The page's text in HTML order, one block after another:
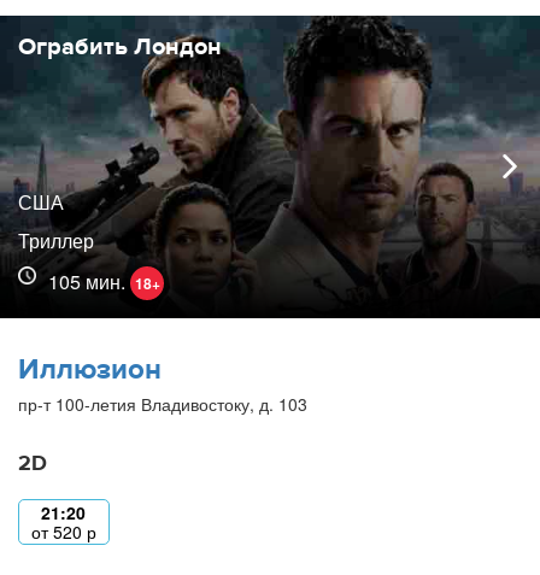
Ограбить Лондон
США
Триллер
105 мин. 18+
Иллюзион
пр-т 100-летия Владивостоку, д. 103
2D
21:20
от520 р